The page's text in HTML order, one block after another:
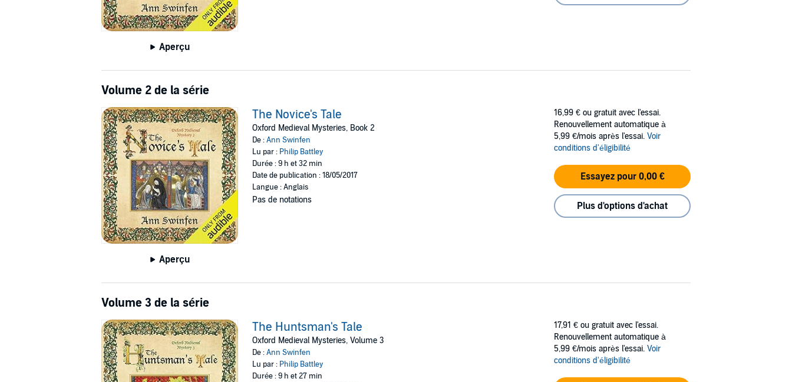
Aperçu
Volume 2 de la série
Aperçu
The Novice's Tale
Oxford Medieval Mysteries, Book 2
De :Ann Swinfen
Lu par : Philip Battley
Durée : 9 h et 32 min
Date de publication : 18/05/2017
Langue : Anglais
Pas de notations
16,99 € ou gratuit avec l'essai.
Renouvellement automatique à
5,99 €/mois après l'essai. Voir
conditions d'éligibilité
Essayez pour 0,00 €
Plus d'options d'achat
Volume 3 de la série
The Huntsman's Tale
Oxford Medieval Mysteries, Volume 3
De :Ann Swinfen
Lu par : Philip Battley
Durée : 9 h et 27 min
17,91 € ou gratuit avec l'essai.
Renouvellement automatique à
5,99 €/mois après l'essai. Voir
conditions d'éligibilité